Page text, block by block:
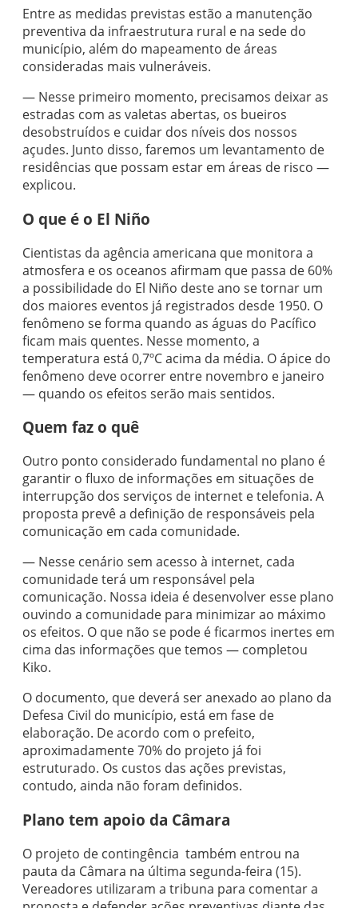
Entre as medidas previstas estão a manutenção
preventiva da infraestrutura rural e na sede do
município, além do mapeamento de áreas
consideradas mais vulneráveis.
— Nesse primeiro momento, precisamos deixar as
estradas com as valetas abertas, os bueiros
desobstruídos e cuidar dos níveis dos nossos
açudes. Junto disso, faremos um levantamento de
residências que possam estar em áreas de risco —
explicou.
O que é o El Niño
Cientistas da agência americana que monitora a
atmosfera e os oceanos afirmam que passa de 60%
a possibilidade do El Niño deste ano se tornar um
dos maiores eventos já registrados desde 1950. O
fenômeno se forma quando as águas do Pacífico
ficam mais quentes. Nesse momento, a
temperatura está 0,7ºC acima da média. O ápice do
fenômeno deve ocorrer entre novembro e janeiro
— quando os efeitos serão mais sentidos.
Quem faz o quê
Outro ponto considerado fundamental no plano é
garantir o fluxo de informações em situações de
interrupção dos serviços de internet e telefonia. A
proposta prevê a definição de responsáveis pela
comunicação em cada comunidade.
— Nesse cenário sem acesso à internet, cada
comunidade terá um responsável pela
comunicação. Nossa ideia é desenvolver esse plano
ouvindo a comunidade para minimizar ao máximo
os efeitos. O que não se pode é ficarmos inertes em
cima das informações que temos — completou
Kiko.
O documento, que deverá ser anexado ao plano da
Defesa Civil do município, está em fase de
elaboração. De acordo com o prefeito,
aproximadamente 70% do projeto já foi
estruturado. Os custos das ações previstas,
contudo, ainda não foram definidos.
Plano tem apoio da Câmara
O projeto de contingência também entrou na
pauta da Câmara na última segunda-feira (15).
Vereadores utilizaram a tribuna para comentar a